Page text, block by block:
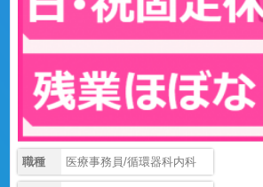
職種 医療事務員/循環器科内科